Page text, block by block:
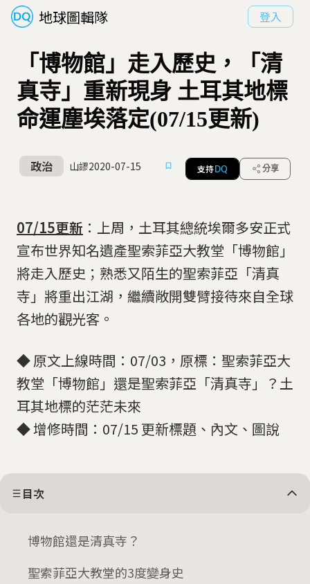
地球圖輯隊 登入
「博物館」走入歷史，「清
真寺」重新現身 土耳其地標
命運塵埃落定(07/15更新)
政治 山謬2020-07-15 支持 DQ 分享
07/15更新 ：上周，土耳其總統埃爾多安正式
宣布世界知名遺產聖索菲亞大教堂「博物館」
將走入歷史；熟悉又陌生的聖索菲亞「清真
寺」將重出江湖，繼續敞開雙臂接待來自全球
各地的觀光客。
◆ 原文上線時間：07/03，原標：聖索菲亞大
教堂「博物館」還是聖索菲亞「清真寺」？土
耳其地標的茫茫未來
◆ 增修時間：07/15 更新標題、內文、圖說
目次
博物館還是清真寺？
聖索菲亞大教堂的3度變身史